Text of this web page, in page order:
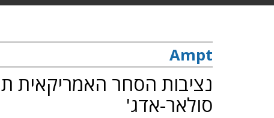
Ampt
נציבות הסחר האמריקאית
סולאר-אדג'